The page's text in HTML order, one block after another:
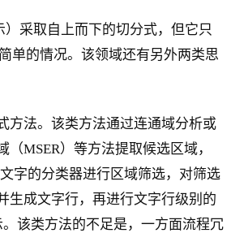
）采取自上而下的切分式，但它只
单的情况。该领域还有另外两类思
方法。该类方法通过连通域分析或
（MSER）等方法提取候选区域，
字的分类器进行区域筛选，对筛选
生成文字行，再进行文字行级别的
该类方法的不足是，一方面流程冗